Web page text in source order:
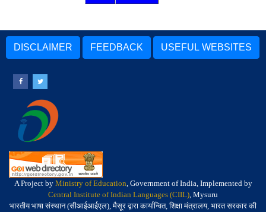
DISCLAIMER FEEDBACK USEFUL WEBSITES
A Project by Ministry of Education, Government of India, Implemented by
Central Institute of Indian Languages (CIIL), Mysuru
भारतीय भाषा संस्थान (सीआईआईएल), मैसूर द्वारा कार्यान्वित, शिक्षा मंत्रालय, भारत सरकार की